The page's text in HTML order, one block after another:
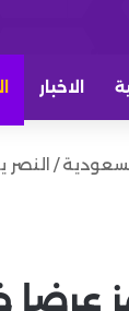
الاخبار
/ النصر
عرضا